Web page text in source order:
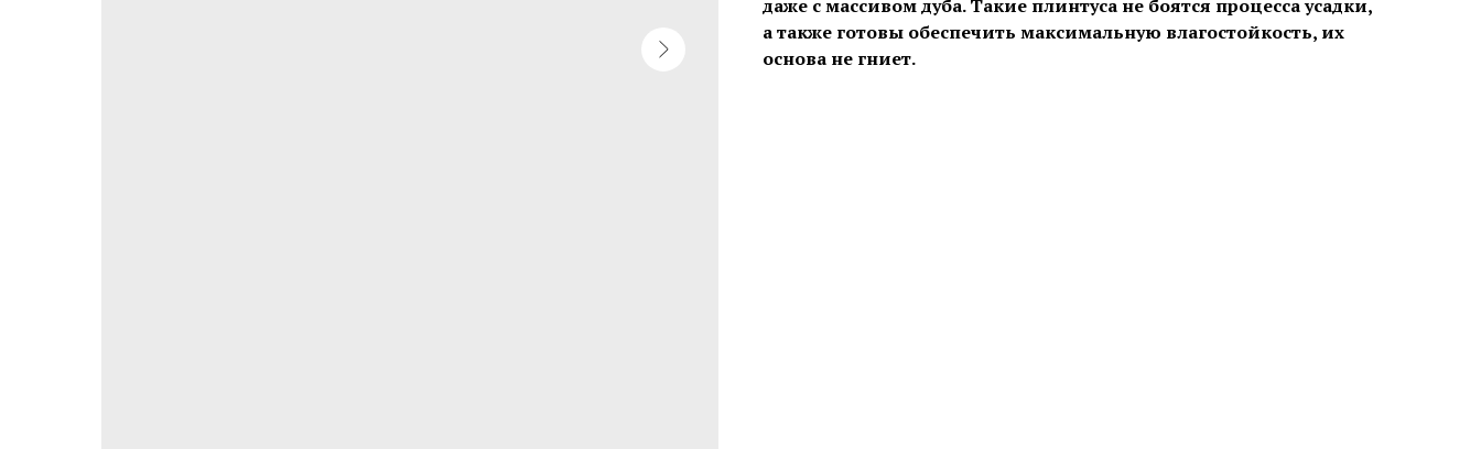
даже с массивом дуба. Такие плинтуса не боятся процесса усадки,
а также готовы обеспечить максимальную влагостойкость, их
основа не гниет.